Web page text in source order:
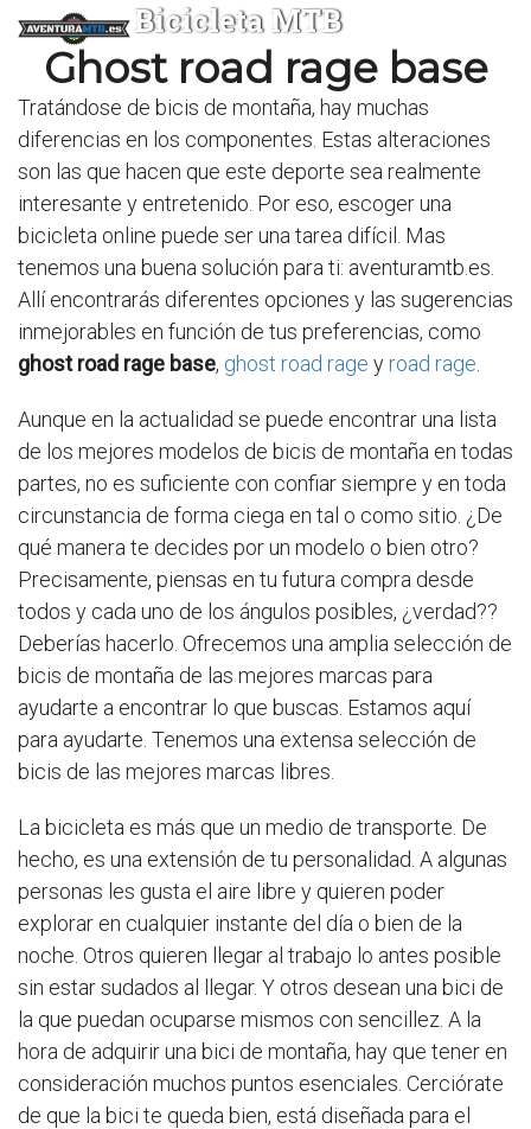
Bicicleta MTB
Ghost road rage base
Tratándose de bicis de montaña, hay muchas
diferencias en los componentes. Estas alteraciones
son las que hacen que este deporte sea realmente
interesante y entretenido. Por eso, escoger una
bicicleta online puede ser una tarea difícil. Mas
tenemos una buena solución para ti: aventuramtb.es.
Allí encontrarás diferentes opciones y las sugerencias
inmejorables en función de tus preferencias, como
ghost road rage base, ghost road rage y road rage
Aunque en la actualidad se puede encontrar una lista
de los mejores modelos de bicis de montaña en todas
partes, no es suficiente con confiar siempre y en toda
circunstancia de forma ciega en tal o como sitio. ¿De
qué manera te decides por un modelo o bien otro?
Precisamente, piensas en tu futura compra desde
todos y cada uno de los ángulos posibles, ¿verdad??
Deberías hacerlo. Ofrecemos una amplia selección de
bicis de montaña de las mejores marcas para
ayudarte a encontrar lo que buscas. Estamos aquí
para ayudarte. Tenemos una extensa selección de
bicis de las mejores marcas libres.
La bicicleta es más que un medio de transporte. De
hecho, es una extensión de tu personalidad. A algunas
personas les gusta el aire libre y quieren poder
explorar en cualquier instante del día o bien de la
noche. Otros quieren llegar al trabajo lo antes posible
sin estar sudados al llegar. Y otros desean una bici de
la que puedan ocuparse mismos con sencillez. A la
hora de adquirir una bici de montaña, hay que tener en
consideración muchos puntos esenciales. Cerciórate
de que la bici te queda bien, está diseñada para el